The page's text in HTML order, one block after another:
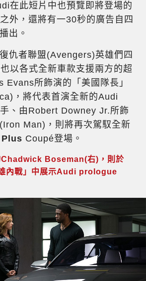
在此短片中也預覽即將登場的
之外，還將有一30秒的廣告自四
出。
仇者聯盟(Avengers)英雄們四
以各式全新車款支援兩方的超
Evans所飾演的「美國隊長」
，將代表首演全新的Audi
、由Robert Downey Jr.所飾
Man)，則將再次駕馭全新
Plus Coupé登場。
Boseman(右)，則於
雄內戰」中展示Audi prologue